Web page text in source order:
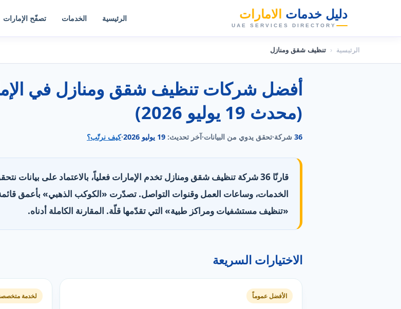
دليل خدمات الامارات
UAE SERVICES DIRECTORY
الرئيسية الخدمات تصفّح الإمارات
الرئيسية ‹ تنظيف شقق ومنازل
(محدث 19 يوليو 2026)
36 شركة·تحقق يدوي من البيانات·آخر تحديث: 19 يوليو 2026 ·كيف نرتّب؟
قارنّا 36 شركة تنظيف شقق ومنازل تخدم الإمارات فعلياً، بالاعتماد على بيانات
«تنظيف مستشفيات ومراكز طبية» التي تقدّمها قلّة. المقارنة الكاملة أدناه.
الاختيارات السريعة
الأفضل عموماً لخدمة